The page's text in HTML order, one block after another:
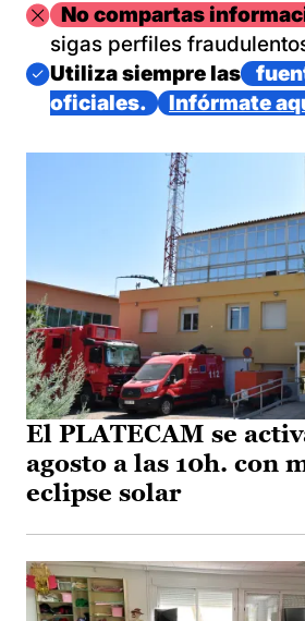
ImagenNo compartas
sigas perfiles
Imagen
Utiliza siempre las
oficiales.
Infórmate
El PLATECAM se
agosto a las 10h. con
eclipse solar